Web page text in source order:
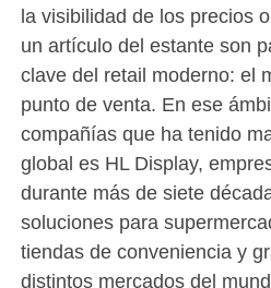
la visibilidad de los precios
un artículo del estante son
clave del retail moderno: el
punto de venta. En ese
compañías que ha tenido
global es HL Display,
durante más de siete
soluciones para
tiendas de conveniencia y
distintos mercados del